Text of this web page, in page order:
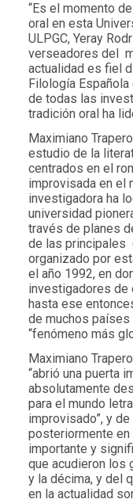
“Es el momento
oral en esta
ULPGC, Yeray
verseadores del
actualidad es fiel
Filología Española
de todas las
tradición oral ha
Maximiano
estudio de la
centrados en el
improvisada en el
investigadora ha
universidad
través de planes
de las principales
organizado por
el año 1992, en
investigadores de
hasta ese
de muchos países
“fenómeno más
Maximiano
“abrió una puerta
absolutamente
para el mundo
improvisado”, y
posteriormente en
importante y
que acudieron los
y la décima, y del
en la actualidad